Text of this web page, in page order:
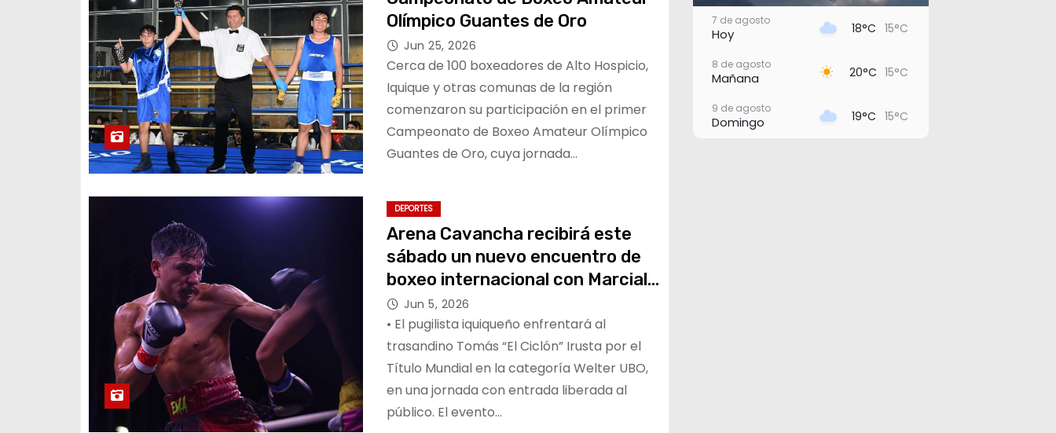
Olímpico Guantes de Oro
Jun 25, 2026
Cerca de 100 boxeadores de Alto Hospicio,
Iquique y otras comunas de la región
comenzaron su participación en el primer
Campeonato de Boxeo Amateur Olímpico
Guantes de Oro, cuya jornada…
DEPORTES
Arena Cavancha recibirá este
sábado un nuevo encuentro de
boxeo internacional con Marcial
“Chay” Carrión
Jun 5, 2026
• El pugilista iquiqueño enfrentará al
trasandino Tomás “El Ciclón” Irusta por el
Título Mundial en la categoría Welter UBO,
en una jornada con entrada liberada al
público. El evento…
7 de agosto
Hoy 18°C 15°C
8 de agosto
Mañana 20°C 15°C
9 de agosto
Domingo 19°C 15°C